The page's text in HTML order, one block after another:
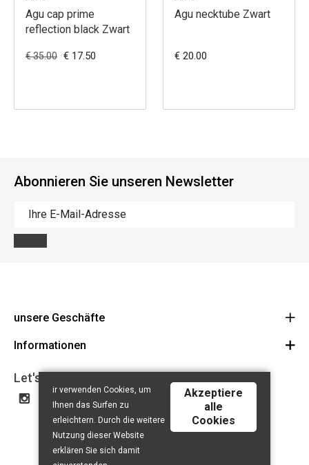
Agu cap prime
reflection black Zwart
€ 35.00 € 17.50
Agu necktube Zwart
€ 20.00
Abonnieren Sie unseren Newsletter
unsere Geschäfte
Cycles Arnold Kontz Gare / Bonnevoie
+352 40 96 74 214 / +352 40 96 74 215
LU 24502609
Informationen
Allgemeine Geschäftsbedingungen
Haftungsausschluss
Datenschutzerklärung
Let's get social
ir verwenden Cookies, um
Ihnen das Surfen zu
erleichtern. Durch die weitere
Nutzung dieser Website
erklären Sie sich damit
Akzeptiere
alle
Cookies